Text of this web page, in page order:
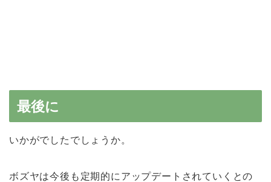
最後に
いかがでしたでしょうか。
ボズヤは今後も定期的にアップデートされていくとの